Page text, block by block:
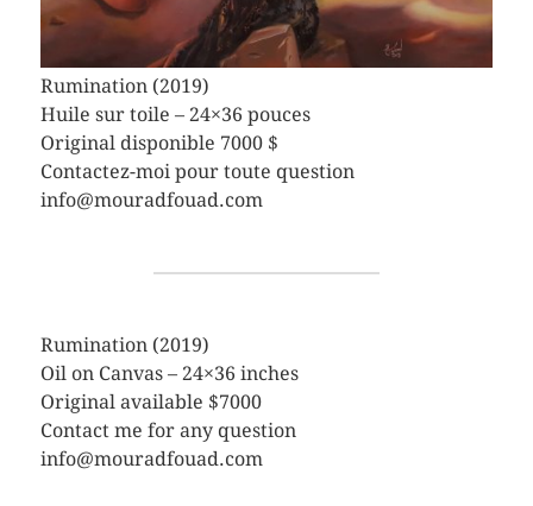
Rumination (2019)
Huile sur toile – 24×36 pouces
Original disponible 7000 $
Contactez-moi pour toute question
info@mouradfouad.com
Rumination (2019)
Oil on Canvas – 24×36 inches
Original available $7000
Contact me for any question
info@mouradfouad.com